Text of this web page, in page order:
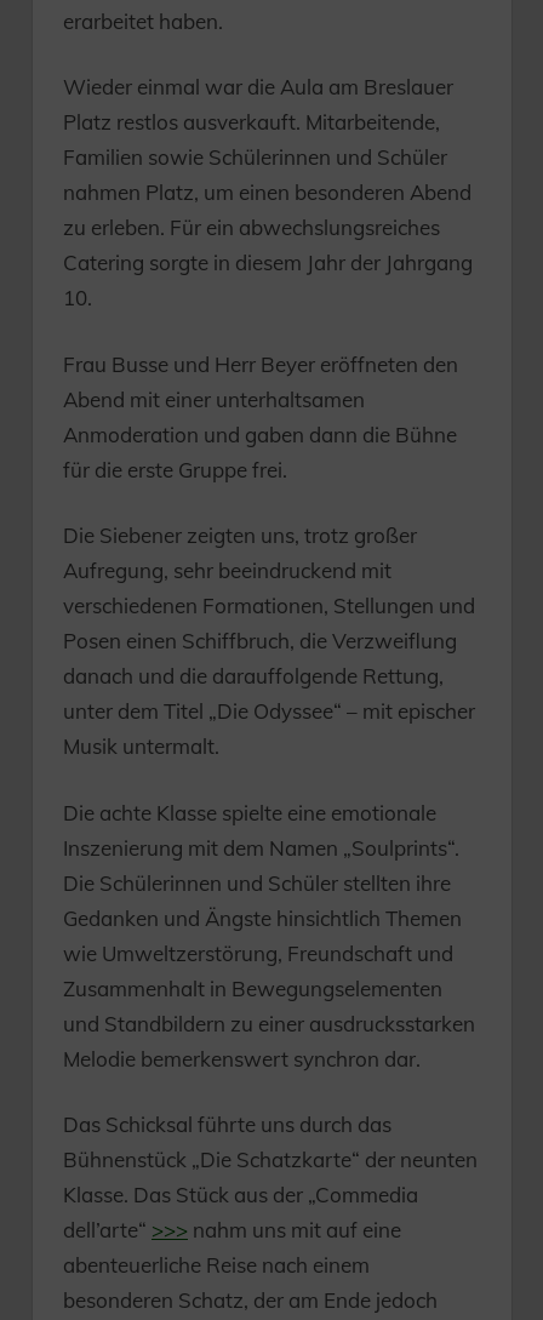
erarbeitet haben.
Wieder einmal war die Aula am Breslauer
Platz restlos ausverkauft. Mitarbeitende,
Familien sowie Schülerinnen und Schüler
nahmen Platz, um einen besonderen Abend
zu erleben. Für ein abwechslungsreiches
Catering sorgte in diesem Jahr der Jahrgang
10.
Frau Busse und Herr Beyer eröffneten den
Abend mit einer unterhaltsamen
Anmoderation und gaben dann die Bühne
für die erste Gruppe frei.
Die Siebener zeigten uns, trotz großer
Aufregung, sehr beeindruckend mit
verschiedenen Formationen, Stellungen und
Posen einen Schiffbruch, die Verzweiflung
danach und die darauffolgende Rettung,
unter dem Titel „Die Odyssee“ – mit epischer
Musik untermalt.
Die achte Klasse spielte eine emotionale
Inszenierung mit dem Namen „Soulprints“.
Die Schülerinnen und Schüler stellten ihre
Gedanken und Ängste hinsichtlich Themen
wie Umweltzerstörung, Freundschaft und
Zusammenhalt in Bewegungselementen
und Standbildern zu einer ausdrucksstarken
Melodie bemerkenswert synchron dar.
Das Schicksal führte uns durch das
Bühnenstück „Die Schatzkarte“ der neunten
Klasse. Das Stück aus der „Commedia
dell’arte“ >>> nahm uns mit auf eine
abenteuerliche Reise nach einem
besonderen Schatz, der am Ende jedoch